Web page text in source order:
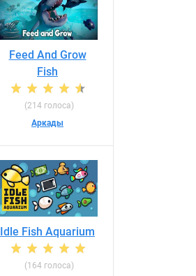
Feed And Grow
Fish
(214 голоса)
Аркады
Idle Fish Aquarium
(164 голоса)